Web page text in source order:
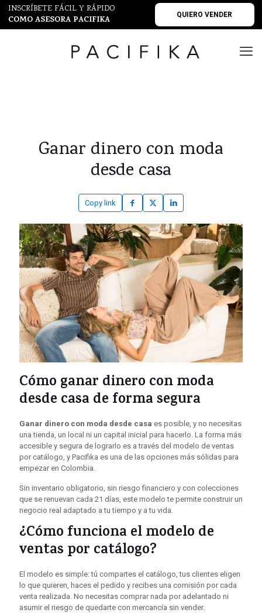
INSCRÍBETE FÁCIL Y RÁPIDO
COMO ASESORA PACIFIKA QUIERO VENDER
Ganar dinero con moda
desde casa
Copy link
Cómo ganar dinero con moda
desde casa de forma segura
Ganar dinero con moda desde casa es posible, y no necesitas
una tienda, un local ni un capital inicial para hacerlo. La forma más
accesible y segura de lograrlo es a través del modelo de ventas
por catálogo, y Pacifika es una de las opciones más sólidas para
empezar en Colombia.
Sin inventario obligatorio, sin riesgo financiero y con colecciones
que se renuevan cada 21 días, este modelo te permite construir un
negocio real adaptado a tu tiempo y a tu vida.
¿Cómo funciona el modelo de
ventas por catálogo?
El modelo es simple: tú compartes el catálogo, tus clientes eligen
lo que quieren, haces el pedido y recibes una comisión por cada
venta realizada. No necesitas comprar nada por adelantado ni
asumir el riesgo de quedarte con mercancía sin vender.